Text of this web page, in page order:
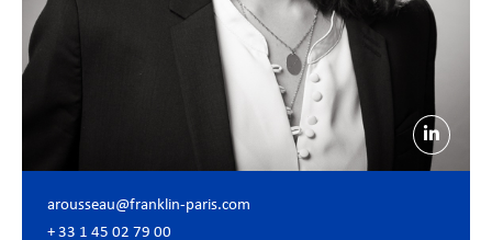
arousseau@franklin-paris.com
+ 33 1 45 02 79 00